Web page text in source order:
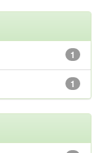
1
1